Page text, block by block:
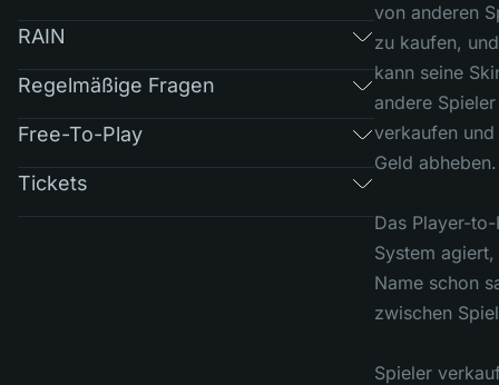
RAIN
Regelmäßige Fragen
Free-To-Play
Tickets
von anderen
zu kaufen,
kann seine
andere Spieler
verkaufen und
Geld abheben.
Das Player-
System
Name schon
zwischen
Spieler